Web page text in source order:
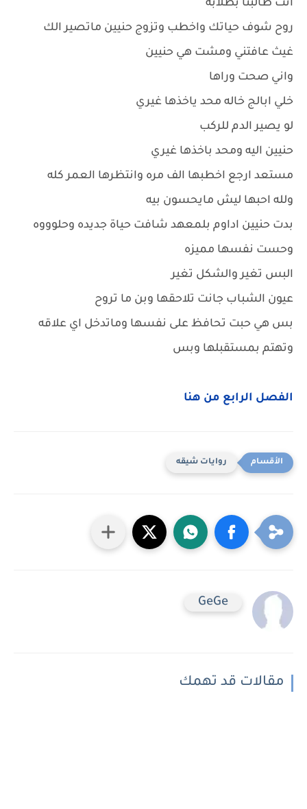
انت طالبنا بطلابه
روح شوف حياتك واخطب وتزوج حنيين ماتصير الك
غيث عافتني ومشت هي حنيين
واني صحت وراها
خلي ابالج خاله محد ياخذها غيري
لو يصير الدم للركب
حنيين اليه ومحد باخذها غيري
مستعد ارجع اخطبها الف مره وانتظرها العمر كله
ولله احبها ليش مايحسون بيه
بدت حنيين اداوم بلمعهد شافت حياة جديده وحلوووه
وحست نفسها مميزه
البس تغير والشكل تغير
عيون الشباب جانت تلاحقها وبن ما تروح
بس هي حبت تحافظ على نفسها وماتدخل اي علاقه
وتهتم بمستقبلها وبس
الفصل الرابع من هنا
روايات شيقه
GeGe
مقالات قد تهمك